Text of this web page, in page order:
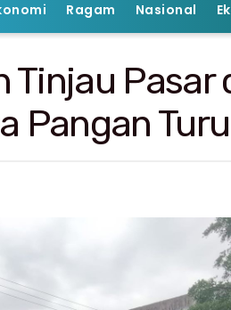
Ragam Nasional
Tinjau Pasar
Pangan